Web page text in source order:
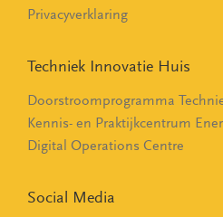
Privacyverklaring
Techniek Innovatie Huis
Doorstroomprogramma
Kennis- en Praktijkcentrum
Digital Operations Centre
Social Media